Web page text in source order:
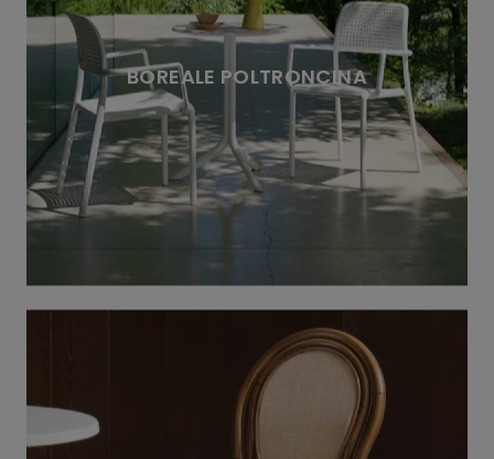
BOREALE POLTRONCINA